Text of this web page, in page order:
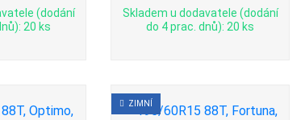
(dodání
20 ks
Skladem u dodavatele (dodání
do 4 prac. dnů): 20 ks
ZIMNÍ